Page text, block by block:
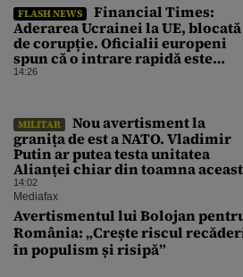
FLASH NEWS
Financial Times:
Aderarea Ucrainei la UE, blocată
de corupție. Oficialii europeni
spun că o intrare rapidă este
imposibilă
14:26
MILITAR
Nou avertisment la
granița de est a NATO. Vladimir
Putin ar putea testa unitatea
Alianței chiar din toamna
14:02
Mediafax
Avertismentul lui Bolojan
România: „Crește riscul
în populism și risipă”